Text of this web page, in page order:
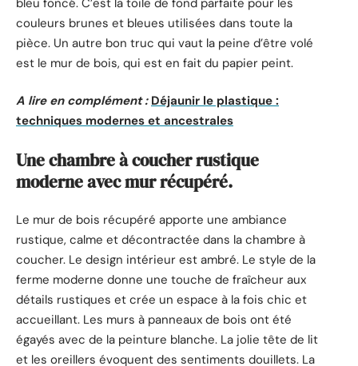
couleurs brunes et bleues utilisées dans toute la
pièce. Un autre bon truc qui vaut la peine d’être volé
est le mur de bois, qui est en fait du papier peint.
A lire en complément : Déjaunir le plastique :
techniques modernes et ancestrales
Une chambre à coucher rustique
moderne avec mur récupéré.
Le mur de bois récupéré apporte une ambiance
rustique, calme et décontractée dans la chambre à
coucher. Le design intérieur est ambré. Le style de la
ferme moderne donne une touche de fraîcheur aux
détails rustiques et crée un espace à la fois chic et
accueillant. Les murs à panneaux de bois ont été
égayés avec de la peinture blanche. La jolie tête de lit
et les oreillers évoquent des sentiments douillets. La